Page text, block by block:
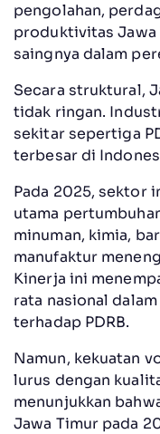
pengolahan,
produktivitas Jawa
saingnya dalam
Secara struktural,
tidak ringan.
sekitar sepertiga
terbesar di
Pada 2025, sektor
utama
minuman, kimia,
manufaktur
Kinerja ini
rata nasional
terhadap PDRB.
Namun, kekuatan
lurus dengan
menunjukkan
Jawa Timur pada